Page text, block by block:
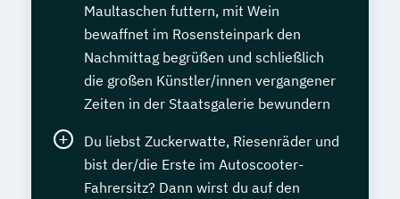
Maultaschen futtern, mit Wein
bewaffnet im Rosensteinpark den
Nachmittag begrüßen und schließlich
die großen Künstler/innen vergangener
Zeiten in der Staatsgalerie bewundern
Du liebst Zuckerwatte, Riesenräder und
bist der/die Erste im Autoscooter-
Fahrersitz? Dann wirst du auf den